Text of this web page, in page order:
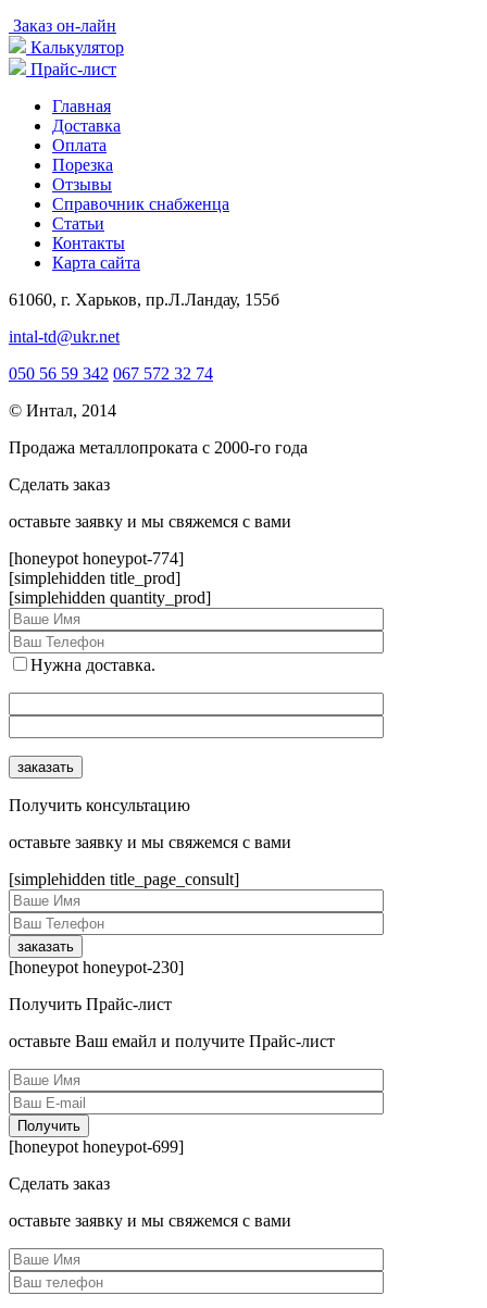
Заказ он-лайн
Калькулятор
Прайс-лист
Главная
Доставка
Оплата
Порезка
Отзывы
Справочник снабженца
Статьи
Контакты
Карта сайта
61060, г. Харьков, пр.Л.Ландау, 155б
intal-td@ukr.net
050 56 59 342 067 572 32 74
© Интал, 2014
Продажа металлопроката с 2000-го года
Сделать заказ
оcтавьте заявку и мы свяжемся с вами
[honeypot honeypot-774]
[simplehidden title_prod]
[simplehidden quantity_prod]
Нужна доставка.
Получить консультацию
оcтавьте заявку и мы свяжемся с вами
[simplehidden title_page_consult]
[honeypot honeypot-230]
Получить Прайс-лист
оcтавьте Ваш емайл и получите Прайс-лист
[honeypot honeypot-699]
Сделать заказ
оcтавьте заявку и мы свяжемся с вами